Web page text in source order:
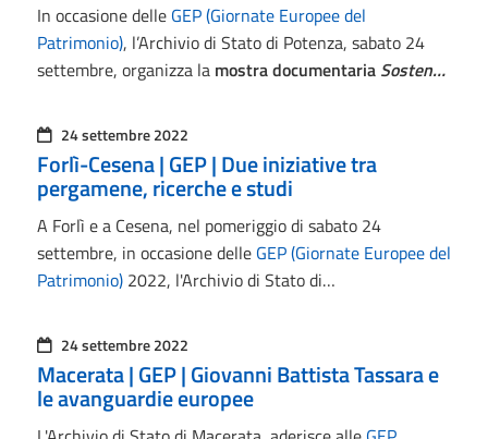
In occasione delle GEP (Giornate Europee del
Patrimonio), l’Archivio di Stato di Potenza, sabato 24
settembre, organizza la mostra documentaria Sosten…
24 settembre 2022
Forlì-Cesena | GEP | Due iniziative tra
pergamene, ricerche e studi
A Forlì e a Cesena, nel pomeriggio di sabato 24
settembre, in occasione delle GEP (Giornate Europee del
Patrimonio)2022, l'Archivio di Stato di…
24 settembre 2022
Macerata | GEP | Giovanni Battista Tassara e
le avanguardie europee